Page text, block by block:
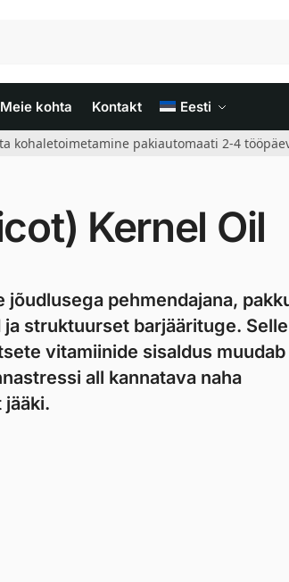
Meie kohta Kontakt Eesti
kohaletoimetamine pakiautomaati 2-4
Kernel Oil
pehmendajana,
struktuurset barjäärituge. Selle
vitamiinide sisaldus muudab
all kannatava naha
jääki.